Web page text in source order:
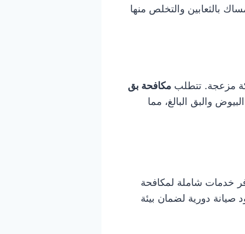
بالثعابين والتخلص منها
مزعجة. تتطلبمكافحة بق
والبق البالغ، مما
خدمات شاملة لمكافحة
صيانة دورية لضمان بيئة